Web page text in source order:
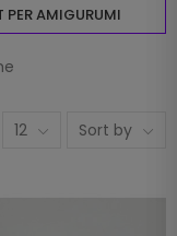
PER AMIGURUMI
12 Sort by